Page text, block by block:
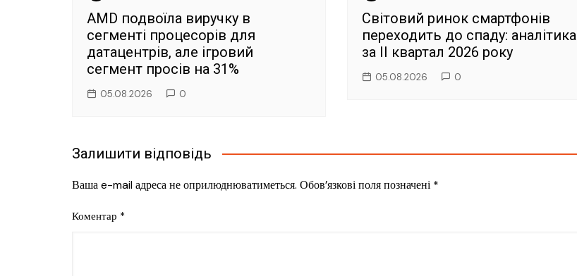
AMD подвоїла виручку в
сегменті процесорів для
датацентрів, але ігровий
сегмент просів на 31%
05.08.2026 0
Світовий ринок смартфонів
переходить до спаду: аналітика
за II квартал 2026 року
05.08.2026 0
Залишити відповідь
Ваша e-mail адреса не оприлюднюватиметься. Обов’язкові поля позначені *
Коментар *